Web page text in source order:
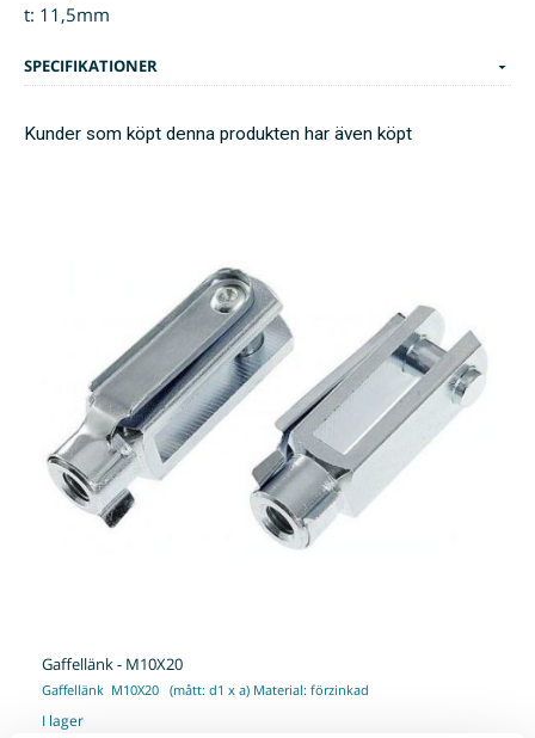
t: 11,5mm
SPECIFIKATIONER
Kunder som köpt denna produkten har även köpt
Gaffellänk - M10X20
Gaffellänk M10X20 (mått: d1 x a) Material: förzinkad
I lager